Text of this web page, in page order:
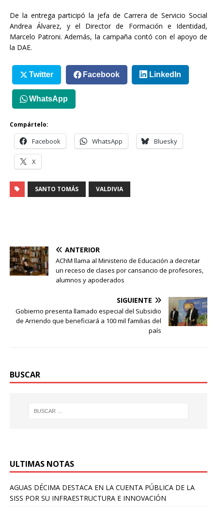
De la entrega participó la jefa de Carrera de Servicio Social
Andrea Álvarez, y el Director de Formación e Identidad,
Marcelo Patroni. Además, la campaña contó con el apoyo de
la DAE.
Twitter Facebook LinkedIn
WhatsApp
Compártelo:
Facebook WhatsApp Bluesky
X
SANTO TOMÁS VALDIVIA
ANTERIOR
AChM llama al Ministerio de Educación a decretar
un receso de clases por cansancio de profesores,
alumnos y apoderados
SIGUIENTE
Gobierno presenta llamado especial del Subsidio
de Arriendo que beneficiará a 100 mil familias del
país
BUSCAR
ULTIMAS NOTAS
AGUAS DÉCIMA DESTACA EN LA CUENTA PÚBLICA DE LA
SISS POR SU INFRAESTRUCTURA E INNOVACIÓN